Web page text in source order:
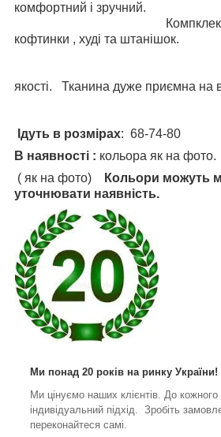
комфортний і
Компклект
кофтинки , худі та
Тканина
якості. Тканина дуже
Ідуть в розмірах: 68-74-80
В наявності : кольора як на фото.
( як на фото)
Кольори можуть
уточнювати наявність.
Ми понад 20 років на ринку України!
Ми цінуємо наших клієнтів. До
індивідуальний підхід. Зробіть
переконайтеся самі.